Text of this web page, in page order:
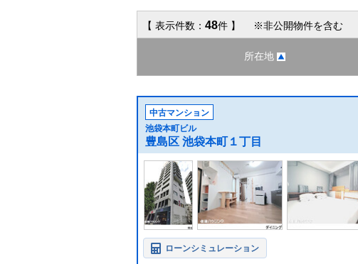
【 表示件数： 48件 】 ※非公開物件を含む 1
所在地
中古マンション
池袋本町ビル
豊島区 池袋本町１丁目
ローンシミュレーション